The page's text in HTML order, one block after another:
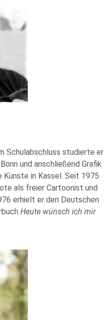
Schulabschluss studierte er
und anschließend Grafik
in Kassel. Seit 1975
als freier Cartoonist und
erhielt er den Deutschen
Heute wünsch ich mir